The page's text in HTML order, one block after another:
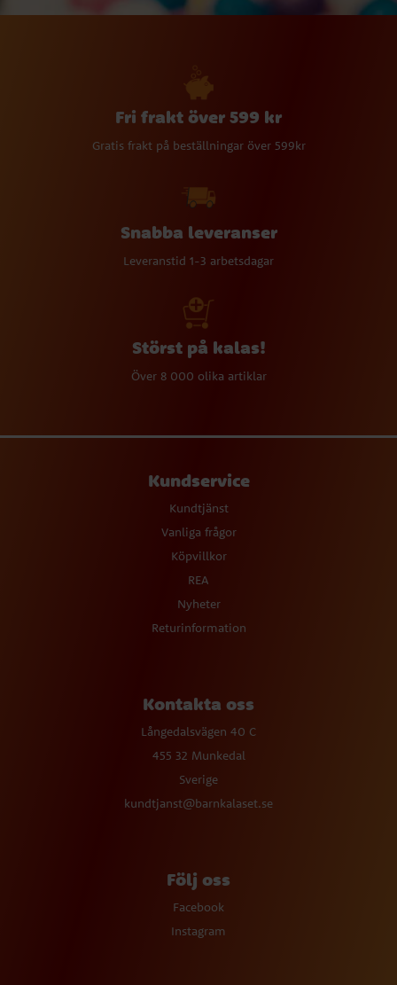
Fri frakt över 599 kr
Gratis frakt på beställningar över 599kr
Snabba leveranser
Leveranstid 1-3 arbetsdagar
Störst på kalas!
Över 8 000 olika artiklar
Kundservice
Kundtjänst
Vanliga frågor
Köpvillkor
REA
Nyheter
Returinformation
Kontakta oss
Långedalsvägen 40 C
455 32 Munkedal
Sverige
kundtjanst@barnkalaset.se
Följ oss
Facebook
Instagram